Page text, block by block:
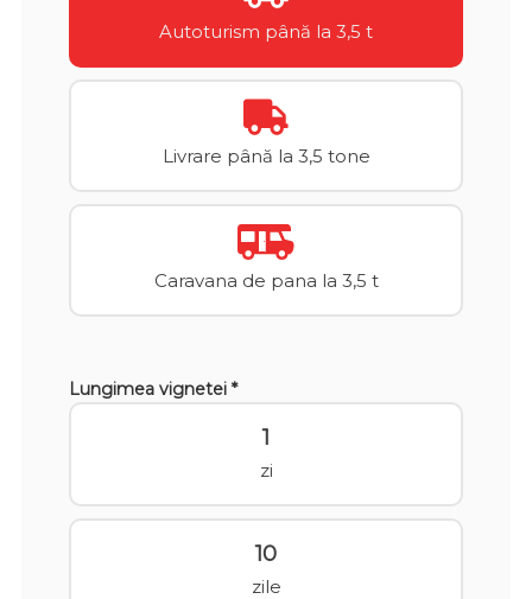
Autoturism până la 3,5 t
Livrare până la 3,5 tone
Caravana de pana la 3,5 t
Lungimea vignetei *
1
zi
10
zile